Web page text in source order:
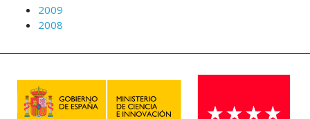
2009
2008